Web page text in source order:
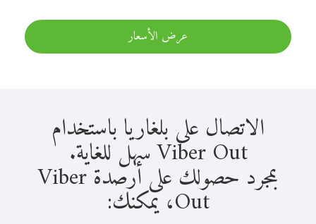
عرض الأسعار
الاتصال على بلغاريا باستخدام
Viber Out سهل للغاية.
بمجرد حصولك على أرصدة Viber
Out، يمكنك: